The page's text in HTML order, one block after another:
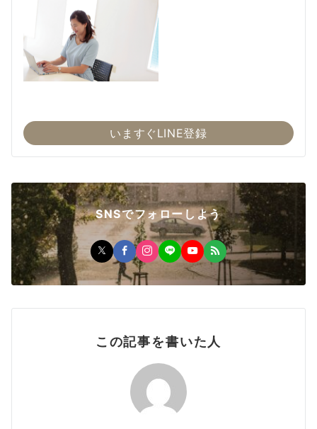
いますぐLINE登録
SNSでフォローしよう
この記事を書いた人